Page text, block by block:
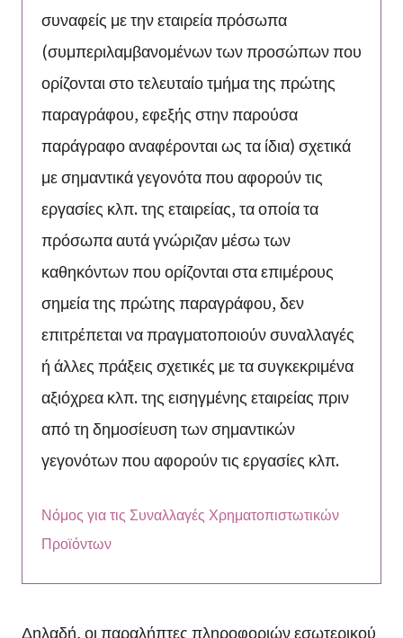
συναφείς με την εταιρεία πρόσωπα
(συμπεριλαμβανομένων των προσώπων που
ορίζονται στο τελευταίο τμήμα της πρώτης
παραγράφου, εφεξής στην παρούσα
παράγραφο αναφέρονται ως τα ίδια) σχετικά
με σημαντικά γεγονότα που αφορούν τις
εργασίες κλπ. της εταιρείας, τα οποία τα
πρόσωπα αυτά γνώριζαν μέσω των
καθηκόντων που ορίζονται στα επιμέρους
σημεία της πρώτης παραγράφου, δεν
επιτρέπεται να πραγματοποιούν συναλλαγές
ή άλλες πράξεις σχετικές με τα συγκεκριμένα
αξιόχρεα κλπ. της εισηγμένης εταιρείας πριν
από τη δημοσίευση των σημαντικών
γεγονότων που αφορούν τις εργασίες κλπ.
Νόμος για τις Συναλλαγές Χρηματοπιστωτικών
Προϊόντων
Δηλαδή, οι παραλήπτες πληροφοριών εσωτερικού